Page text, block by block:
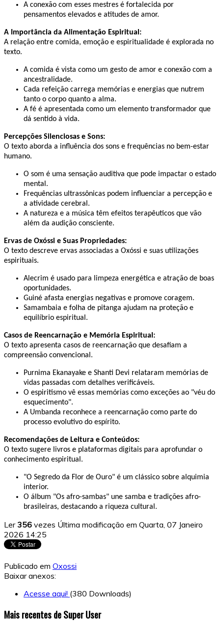
A conexão com esses mestres é fortalecida por
pensamentos elevados e atitudes de amor. ​
A Importância da Alimentação Espiritual:
A relação entre comida, emoção e espiritualidade é explorada no
texto. ​
A comida é vista como um gesto de amor e conexão com a
ancestralidade. ​
Cada refeição carrega memórias e energias que nutrem
tanto o corpo quanto a alma. ​
A fé é apresentada como um elemento transformador que
dá sentido à vida. ​
Percepções Silenciosas e Sons:
O texto aborda a influência dos sons e frequências no bem-estar
humano. ​
O som é uma sensação auditiva que pode impactar o estado
mental. ​
Frequências ultrassônicas podem influenciar a percepção e
a atividade cerebral. ​
A natureza e a música têm efeitos terapêuticos que vão
além da audição consciente. ​
Ervas de Oxóssi e Suas Propriedades:
O texto descreve ervas associadas a Oxóssi e suas utilizações
espirituais. ​
Alecrim é usado para limpeza energética e atração de boas
oportunidades. ​
Guiné afasta energias negativas e promove coragem. ​
Samambaia e folha de pitanga ajudam na proteção e
equilíbrio espiritual. ​
Casos de Reencarnação e Memória Espiritual:
O texto apresenta casos de reencarnação que desafiam a
compreensão convencional. ​
Purnima Ekanayake e Shanti Devi relataram memórias de
vidas passadas com detalhes verificáveis. ​
O espiritismo vê essas memórias como exceções ao "véu do
esquecimento". ​
A Umbanda reconhece a reencarnação como parte do
processo evolutivo do espírito. ​
Recomendações de Leitura e Conteúdos:
O texto sugere livros e plataformas digitais para aprofundar o
conhecimento espiritual. ​
"O Segredo da Flor de Ouro" é um clássico sobre alquimia
interior. ​
O álbum "Os afro-sambas" une samba e tradições afro-
brasileiras, destacando a riqueza cultural.
Ler 356 vezes Última modificação em Quarta, 07 Janeiro
2026 14:25
Publicado em Oxossi
Baixar anexos:
Acesse aqui! (380 Downloads)
Mais recentes de Super User